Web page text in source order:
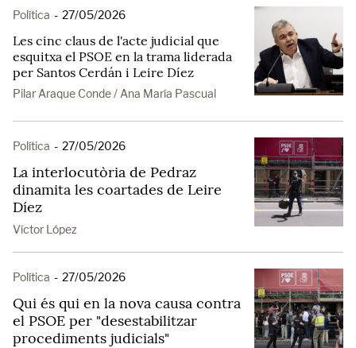
Política - 27/05/2026
Les cinc claus de l'acte judicial que
esquitxa el PSOE en la trama liderada
per Santos Cerdán i Leire Díez
Pilar Araque Conde / Ana María Pascual
Política - 27/05/2026
La interlocutòria de Pedraz
dinamita les coartades de Leire
Díez
Víctor López
Política - 27/05/2026
Qui és qui en la nova causa contra
el PSOE per "desestabilitzar
procediments judicials"